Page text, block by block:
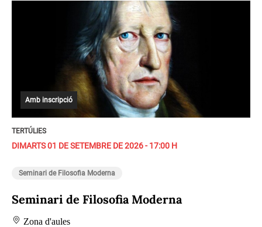
Amb inscripció
TERTÚLIES
DIMARTS 01 DE SETEMBRE DE 2026 - 17:00 H
Seminari de Filosofia Moderna
Seminari de Filosofia Moderna
Zona d'aules